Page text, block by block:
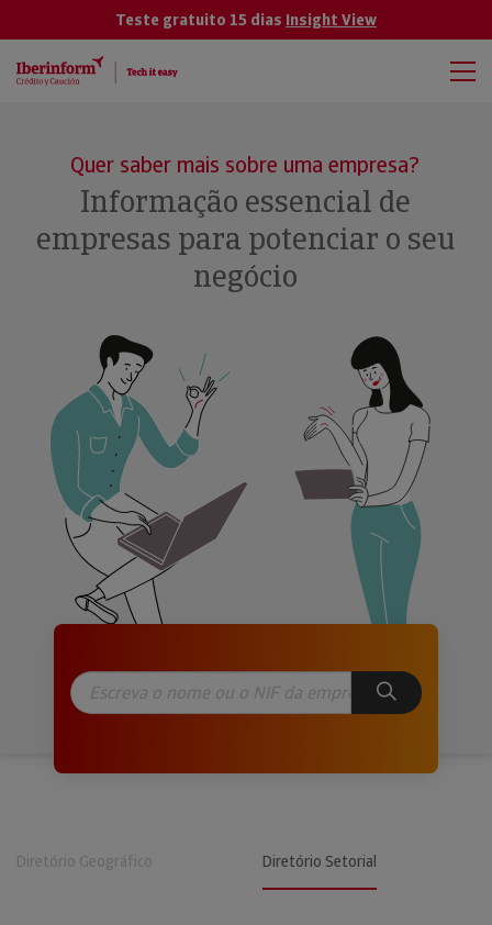
Teste gratuito 15 dias Insight View
Quer saber mais sobre uma empresa?
Informação essencial de
empresas para potenciar o seu
negócio
Diretório Geográfico Diretório Setorial